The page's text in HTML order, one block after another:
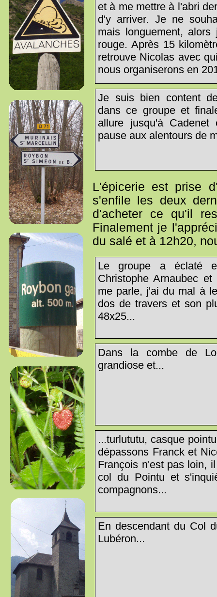
et à me mettre à l'abri
d'y arriver. Je ne
mais longuement,
rouge. Après 15
retrouve Nicolas avec
nous organiserons en
Je suis bien content
dans ce groupe et
allure jusqu'à
pause aux alentours de
L'épicerie est prise
s'enfile les deux
d'acheter ce qu'il
Finalement je
du salé et à 12h20,
Le groupe a éclaté
Christophe Arnaubec
me parle, j'ai du mal à
dos de travers et son
48x25...
Dans la combe de
grandiose et...
...turlututu, casque
dépassons Franck et
François n'est pas loin,
col du Pointu et
compagnons...
En descendant du Col
Lubéron...